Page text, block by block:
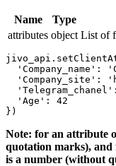
Name Type
attributes object List of
'Company_name':
'Company_site':
  'Age': 42
Note: for an attribute
quotation marks),
is a number (without